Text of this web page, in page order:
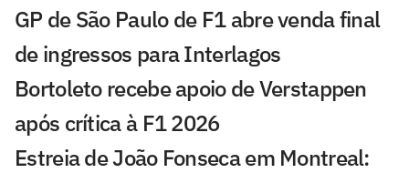
GP de São Paulo de F1 abre venda final
de ingressos para Interlagos
Bortoleto recebe apoio de Verstappen
após crítica à F1 2026
Estreia de João Fonseca em Montreal: